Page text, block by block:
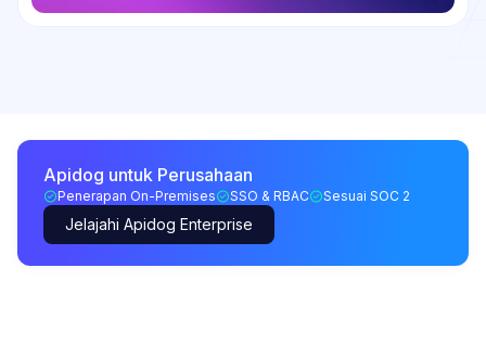
Apidog untuk Perusahaan
Penerapan On-Premises SSO & RBAC Sesuai SOC 2
Jelajahi Apidog Enterprise